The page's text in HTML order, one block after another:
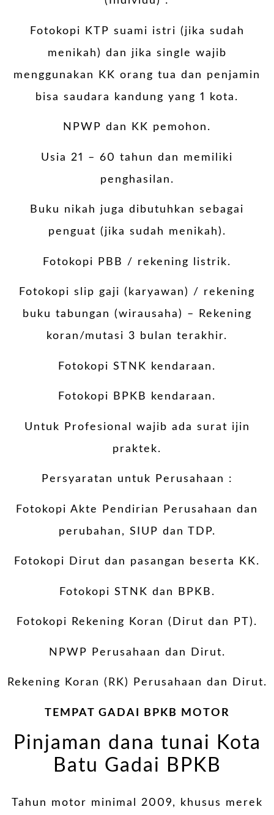
Fotokopi KTP suami istri (jika sudah
menikah) dan jika single wajib
menggunakan KK orang tua dan penjamin
bisa saudara kandung yang 1 kota.
NPWP dan KK pemohon.
Usia 21 – 60 tahun dan memiliki
penghasilan.
Buku nikah juga dibutuhkan sebagai
penguat (jika sudah menikah).
Fotokopi PBB / rekening listrik.
Fotokopi slip gaji (karyawan) / rekening
buku tabungan (wirausaha) – Rekening
koran/mutasi 3 bulan terakhir.
Fotokopi STNK kendaraan.
Fotokopi BPKB kendaraan.
Untuk Profesional wajib ada surat ijin
praktek.
Persyaratan untuk Perusahaan :
Fotokopi Akte Pendirian Perusahaan dan
perubahan, SIUP dan TDP.
Fotokopi Dirut dan pasangan beserta KK.
Fotokopi STNK dan BPKB.
Fotokopi Rekening Koran (Dirut dan PT).
NPWP Perusahaan dan Dirut.
Rekening Koran (RK) Perusahaan dan Dirut.
TEMPAT GADAI BPKB MOTOR
Pinjaman dana tunai Kota
Batu Gadai BPKB
Tahun motor minimal 2009, khusus merek